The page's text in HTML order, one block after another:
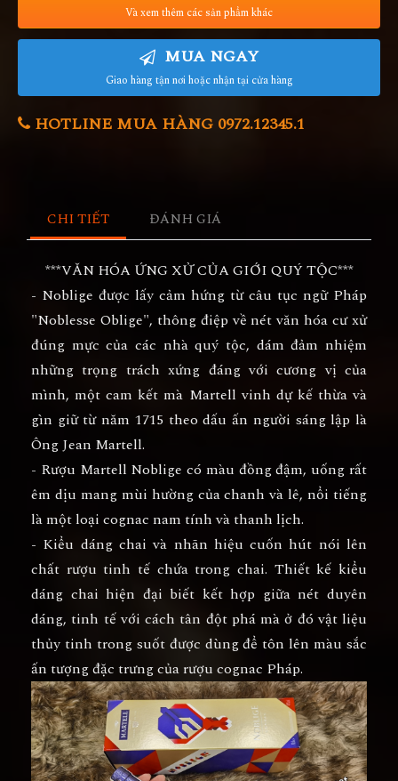
Và xem thêm các sản phẩm khác
MUA NGAY
Giao hàng tận nơi hoặc nhận tại cửa hàng
HOTLINE MUA HÀNG 0972.12345.1
CHI TIẾT ĐÁNH GIÁ
***VĂN HÓA ỨNG XỬ CỦA GIỚI QUÝ TỘC***
- Noblige được lấy cảm hứng từ câu tục ngữ Pháp
"Noblesse Oblige", thông điệp về nét văn hóa cư xử
đúng mực của các nhà quý tộc, dám đảm nhiệm
những trọng trách xứng đáng với cương vị của
mình, một cam kết mà Martell vinh dự kế thừa và
gìn giữ từ năm 1715 theo dấu ấn người sáng lập là
Ông Jean Martell.
- Rượu Martell Noblige có màu đồng đậm, uống rất
êm dịu mang mùi hường của chanh và lê, nổi tiếng
là một loại cognac nam tính và thanh lịch.
- Kiểu dáng chai và nhãn hiệu cuốn hút nói lên
chất rượu tinh tế chứa trong chai. Thiết kế kiểu
dáng chai hiện đại biết kết hợp giữa nét duyên
dáng, tinh tế với cách tân đột phá mà ở đó vật liệu
thủy tinh trong suốt được dùng để tôn lên màu sắc
ấn tượng đặc trưng của rượu cognac Pháp.